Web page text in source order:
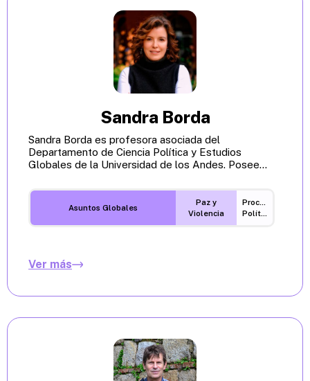
Sandra Borda
Sandra Borda es profesora asociada del
Departamento de Ciencia Política y Estudios
Globales de la Universidad de los Andes. Posee...
Asuntos Globales
Paz y
Violencia
Procesos
Políticos
Ver más